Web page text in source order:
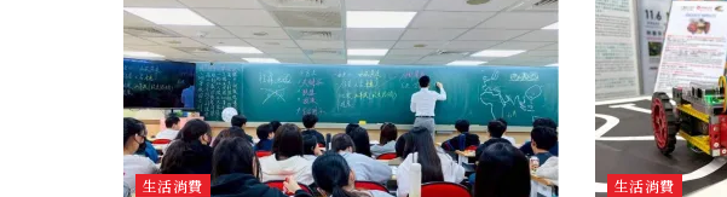
生活消費 生活消費